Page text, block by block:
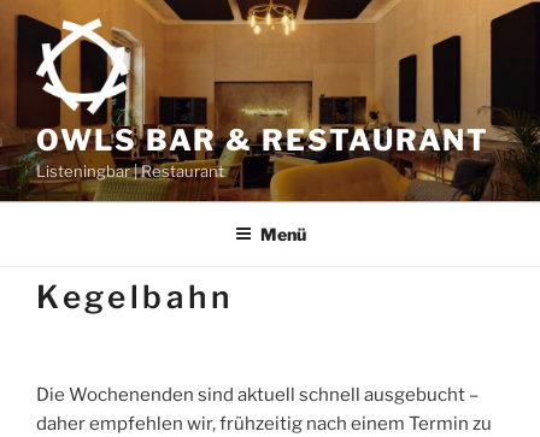
Zum
Inhalt
springen
OWLS BAR & RESTAURANT
Listeningbar | Restaurant
Menü
Kegelbahn
Die Wochenenden sind aktuell schnell ausgebucht –
daher empfehlen wir, frühzeitig nach einem Termin zu